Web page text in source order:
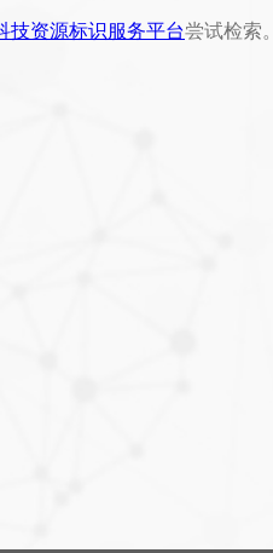
技资源标识服务平台尝试检索。